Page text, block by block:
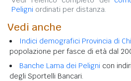
Peligni ordinati per distanza.
Vedi anche
Indici demografici Provincia di
popolazione per fasce di età dal
Banche Lama dei Peligni con
degli Sportelli Bancari.